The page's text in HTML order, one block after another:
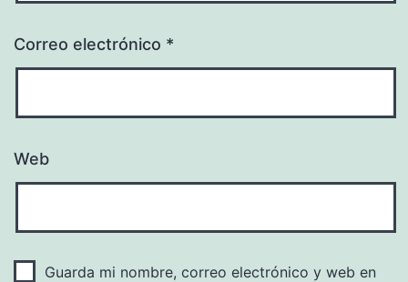
Correo electrónico *
Web
Guarda mi nombre, correo electrónico y web en